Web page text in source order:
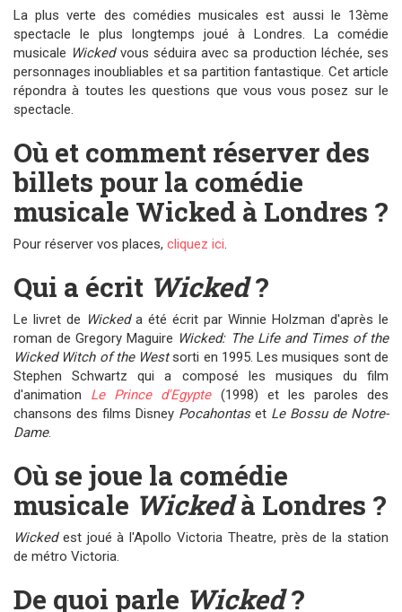
La plus verte des comédies musicales est aussi le 13ème
spectacle le plus longtemps joué à Londres. La comédie
musicale Wickedvous séduira avec sa production léchée, ses
personnages inoubliables et sa partition fantastique. Cet article
répondra à toutes les questions que vous vous posez sur le
spectacle.
Où et comment réserver des
billets pour la comédie
musicale Wicked à Londres ?
Pour réserver vos places, cliquez ici.
Qui a écrit Wicked?
Le livret de Wickeda été écrit par Winnie Holzman d'après le
roman de Gregory Maguire Wicked: The Life and Times of the
Wicked Witch of the Westsorti en 1995. Les musiques sont de
Stephen Schwartz qui a composé les musiques du film
d'animation Le Prince d'Egypte(1998) et les paroles des
chansons des films Disney Pocahontaset Le Bossu de Notre-
Dame.
Où se joue la comédie
musicale Wickedà Londres ?
Wickedest joué à l'Apollo Victoria Theatre, près de la station
de métro Victoria.
De quoi parle Wicked?